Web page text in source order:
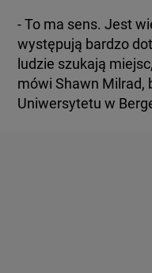
- To ma sens. Jest
występują bardzo
ludzie szukają
mówi Shawn Milrad,
Uniwersytetu w